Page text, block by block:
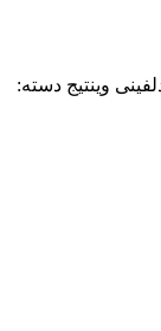
دسته: